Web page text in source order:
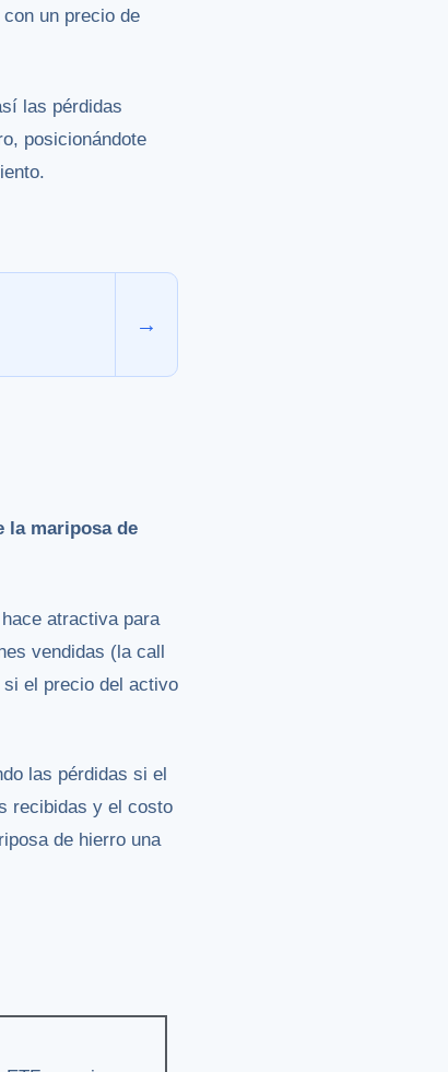
un precio de
las pérdidas
posicionándote
→
la mariposa de
atractiva para
vendidas (la call
el precio del activo
las pérdidas si el
recibidas y el costo
de hierro una